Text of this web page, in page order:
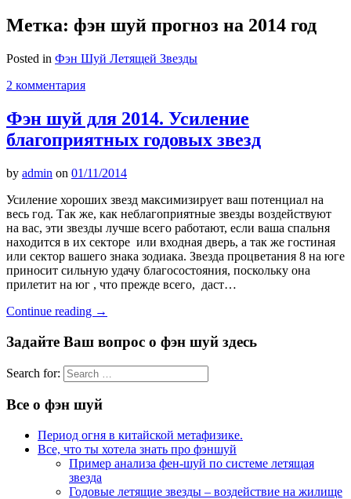
Метка: фэн шуй прогноз на 2014 год
Posted in Фэн Шуй Летящей Звезды
2 комментария
Фэн шуй для 2014. Усиление
благоприятных годовых звезд
by admin on 01/11/2014
Усиление хороших звезд максимизирует ваш потенциал на
весь год. Так же, как неблагоприятные звезды воздействуют
на вас, эти звезды лучше всего работают, если ваша спальня
находится в их секторе или входная дверь, а так же гостиная
или сектор вашего знака зодиака. Звезда процветания 8 на юге
приносит сильную удачу благосостояния, поскольку она
прилетит на юг , что прежде всего, даст…
Continue reading →
Задайте Ваш вопрос о фэн шуй здесь
Search for:
Все о фэн шуй
Период огня в китайской метафизике.
Все, что ты хотела знать про фэншуй
Пример анализа фен-шуй по системе летящая
звезда
Годовые летящие звезды – воздействие на жилище